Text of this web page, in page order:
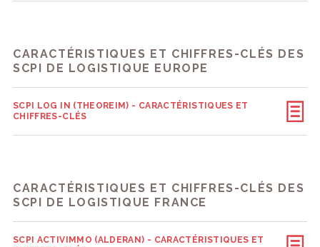
CARACTÉRISTIQUES ET CHIFFRES-CLÉS DES
SCPI DE LOGISTIQUE EUROPE
SCPI LOG IN (THEOREIM) - CARACTÉRISTIQUES ET
CHIFFRES-CLÉS
CARACTÉRISTIQUES ET CHIFFRES-CLÉS DES
SCPI DE LOGISTIQUE FRANCE
SCPI ACTIVIMMO (ALDERAN) - CARACTÉRISTIQUES ET